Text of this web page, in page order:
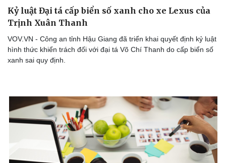
Thể thao
Lịch thi đấu bóng đá
Kỷ luật Đại tá cấp biển số xanh cho xe Lexus của
Trịnh Xuân Thanh
VOV.VN - Công an tỉnh Hậu Giang đã triển khai quyết định kỷ luật
hình thức khiển trách đối với đại tá Võ Chí Thanh do cấp biển số
xanh sai quy định.